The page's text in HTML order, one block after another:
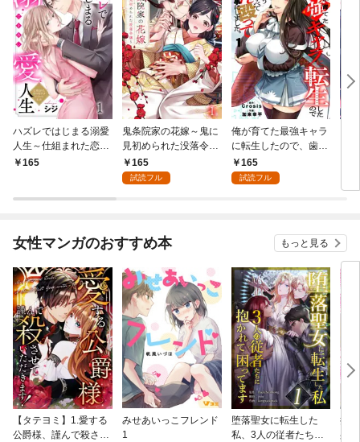
ハズレではじまる溺愛
人生～仕組まれた恋の
相手はハイスぺ社長１
165
鬼条院家の花嫁～鬼に
見初められた没落令嬢
～１165
試読フル
俺が育てた最強キャラ
に転生したので、歯向
かうヤツはすべてぶん
殴って生きる事にしま
165
試読フル
女性マンガのおすすめ本 もっと見る
【タテヨミ】1.愛する
公爵様、謹んで殺させ
みせあいっこフレンド
1
堕落聖女に転生した
私、3人の従者たちに
授
身